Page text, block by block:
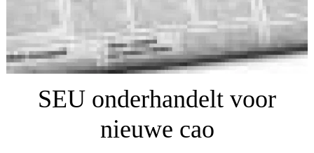
SEU onderhandelt voor
nieuwe cao